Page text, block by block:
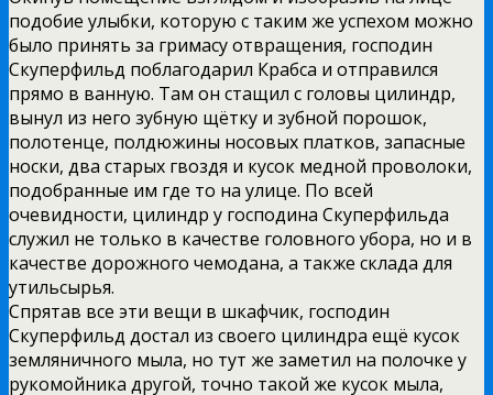
подобие улыбки, которую с таким же успехом можно
было принять за гримасу отвращения, господин
Скуперфильд поблагодарил Крабса и отправился
прямо в ванную. Там он стащил с головы цилиндр,
вынул из него зубную щётку и зубной порошок,
полотенце, полдюжины носовых платков, запасные
носки, два старых гвоздя и кусок медной проволоки,
подобранные им где то на улице. По всей
очевидности, цилиндр у господина Скуперфильда
служил не только в качестве головного убора, но и в
качестве дорожного чемодана, а также склада для
утильсырья.
Спрятав все эти вещи в шкафчик, господин
Скуперфильд достал из своего цилиндра ещё кусок
земляничного мыла, но тут же заметил на полочке у
рукомойника другой, точно такой же кусок мыла,